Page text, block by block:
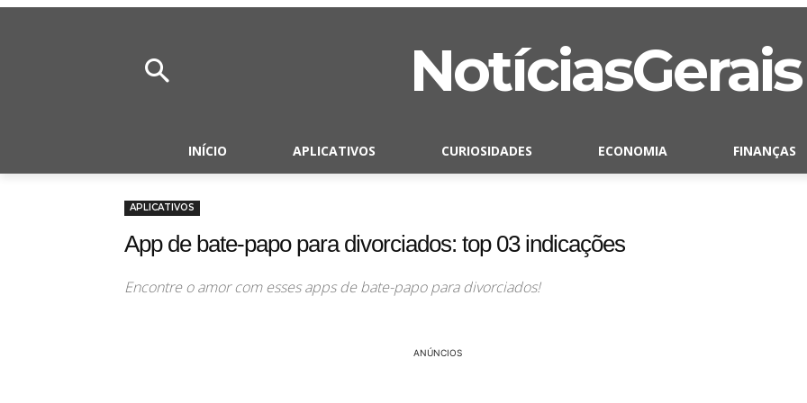
NotíciasGerais
INÍCIO APLICATIVOS CURIOSIDADES ECONOMIA FINANÇAS
APLICATIVOS
App de bate-papo para divorciados: top 03 indicações
Encontre o amor com esses apps de bate-papo para divorciados!
ANÚNCIOS